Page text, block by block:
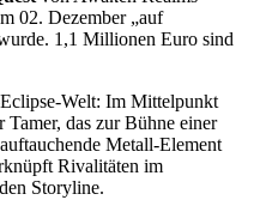
02. Dezember „auf
1,1 Millionen Euro sind
Welt: Im Mittelpunkt
Tamer, das zur Bühne einer
Metall-Element
Rivalitäten im
Storyline.